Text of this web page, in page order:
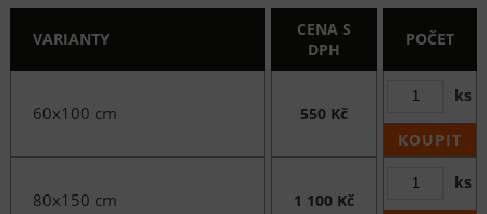
VARIANTY
CENA S
DPH
POČET
60x100 cm 550 Kč
ks
KOUPIT
80x150 cm 1 100 Kč
ks